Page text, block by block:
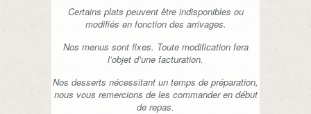
Certains plats peuvent être indisponibles ou
modifiés en fonction des arrivages.
Nos menus sont fixes. Toute modification fera
l’objet d’une facturation.
Nos desserts nécessitant un temps de préparation,
nous vous remercions de les commander en début
de repas.